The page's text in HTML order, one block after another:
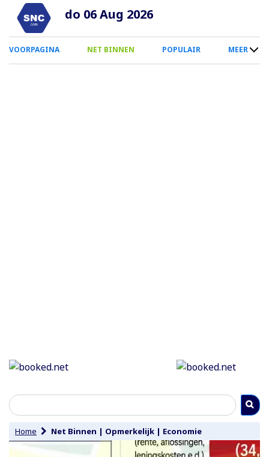
Overslaan
naar
inhoud
do 06 Aug 2026
0
Smartphone
VOORPAGINA NET BINNEN POPULAIR MEER
Home Net Binnen | Opmerkelijk | Economie